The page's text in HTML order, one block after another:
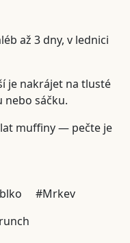
až 3 dny, v lednici
je nakrájet na tlusté
nebo sáčku.
muffiny — pečte je
#Mrkev